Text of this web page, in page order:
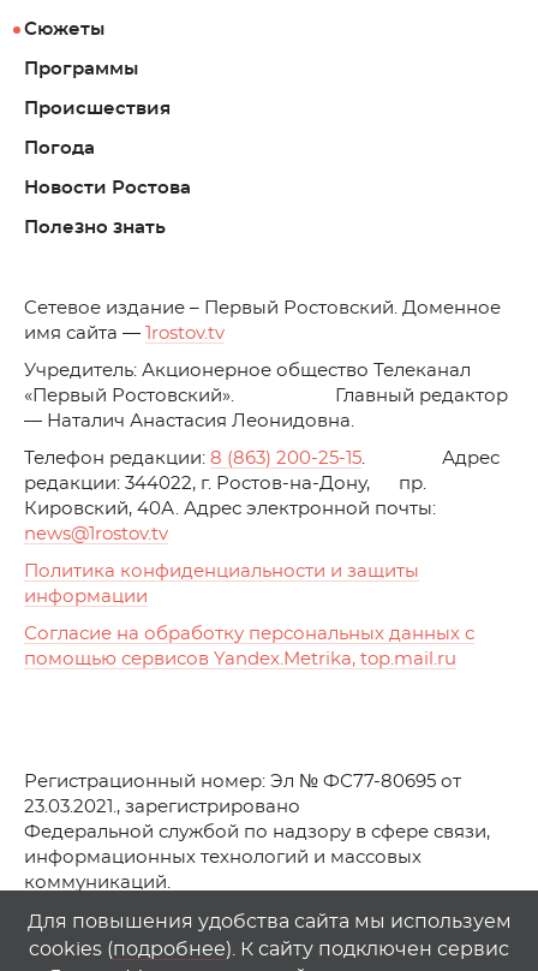
Сюжеты
Программы
Происшествия
Погода
Новости Ростова
Полезно знать
Cетевое издание – Первый Ростовский. Доменное
имя сайта —
1rostov.tv
Учредитель: Акционерное общество Телеканал
«Первый Ростовский». Главный редактор
— Наталич Анастасия Леонидовна.
Телефон редакции: 8 (863) 200-25-15. Адрес
редакции: 344022, г. Ростов-на-Дону, пр.
Кировский, 40А. Адрес электронной почты:
news@1rostov.tv
Политика конфиденциальности и защиты
информации
Согласие на обработку персональных данных с
помощью сервисов Yandex.Metrika, top.mail.ru
Регистрационный номер: Эл № ФС77-80695 от
23.03.2021., зарегистрировано
Федеральной службой по надзору в сфере связи,
информационных технологий и массовых
коммуникаций.
© АО Телеканал «Первый Ростовский» (2021-2025)
Любое использование материалов сайта возможно
Для повышения удобства сайта мы используем
cookies (подробнее). К сайту подключен сервис